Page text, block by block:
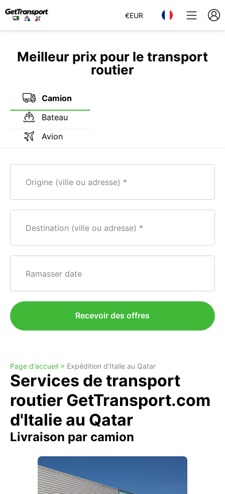
€EUR
Meilleur prix pour le transport
routier
Camion
Bateau
Avion
Origine (ville ou adresse)
Destination (ville ou adresse)
Ramasser date
Recevoir des offres
Page d'accueil > Expédition d'Italie au Qatar
Services de transport
routier GetTransport.com
d'Italie au Qatar
Livraison par camion